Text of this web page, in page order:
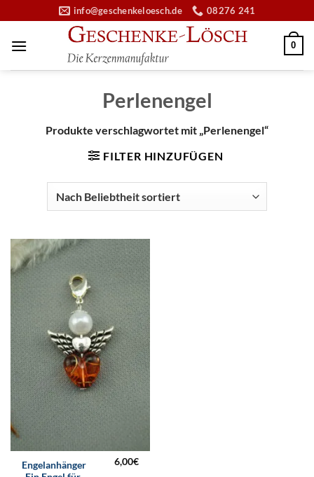
Inhalt
springen
info@geschenkeloesch.de 08276 241
0
Perlenengel
Produkte verschlagwortet mit „Perlenengel“
FILTER HINZUFÜGEN
Engelanhänger
6,00€